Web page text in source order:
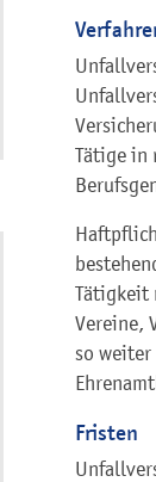
Tätige in
Tätigkeit
Vereine,
so
Fristen